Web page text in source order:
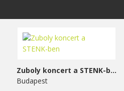
Zuboly koncert a STENK-ben
Budapest